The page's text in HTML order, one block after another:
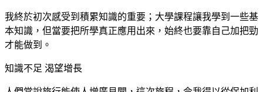
我終於初次感受到積累知識的重要；大學課程讓我學到一些基
本知識，但當要把所學真正應用出來，始終也要靠自己加把勁
才能做到。
知識不足 渴望增長